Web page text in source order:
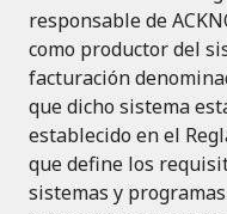
responsable de
como productor del
facturación
que dicho sistema
establecido en el
que define los
sistemas y programas